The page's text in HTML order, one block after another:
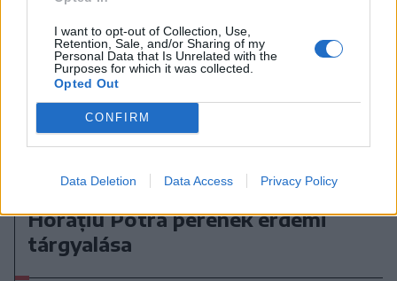
I want to opt-out of Collection, Use,
Retention, Sale, and/or Sharing of my
Personal Data that Is Unrelated with the
Purposes for which it was collected.
Opted Out
CONFIRM
Data Deletion Data Access Privacy Policy
Kezdődhet Călin Georgescu és
Horațiu Potra perének érdemi
tárgyalása